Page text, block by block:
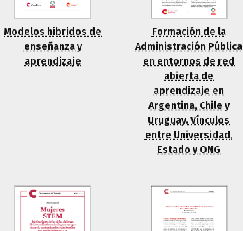
Modelos híbridos de
enseñanza y
aprendizaje
Formación de la
Administración Pública
en entornos de red
abierta de
aprendizaje en
Argentina, Chile y
Uruguay. Vínculos
entre Universidad,
Estado y ONG